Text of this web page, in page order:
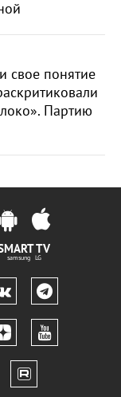
свое понятие
Партию
TV
samsung LG